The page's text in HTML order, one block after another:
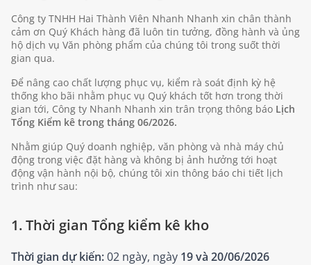
Công ty TNHH Hai Thành Viên Nhanh Nhanh xin chân thành
cảm ơn Quý Khách hàng đã luôn tin tưởng, đồng hành và ủng
hộ dịch vụ Văn phòng phẩm của chúng tôi trong suốt thời
gian qua.
Để nâng cao chất lượng phục vụ, kiểm rà soát định kỳ hệ
thống kho bãi nhằm phục vụ Quý khách tốt hơn trong thời
gian tới, Công ty Nhanh Nhanh xin trân trọng thông báo Lịch
Tổng Kiểm kê trong tháng 06/2026.
Nhằm giúp Quý doanh nghiệp, văn phòng và nhà máy chủ
động trong việc đặt hàng và không bị ảnh hưởng tới hoạt
động vận hành nội bộ, chúng tôi xin thông báo chi tiết lịch
trình như sau:
1. Thời gian Tổng kiểm kê kho
Thời gian dự kiến:02 ngày, ngày 19 và 20/06/2026